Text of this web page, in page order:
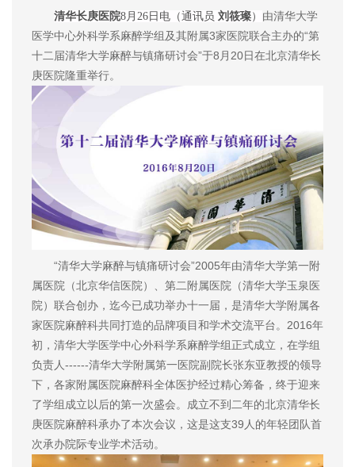
清华长庚医院8月26日电（通讯员 刘筱璨） 由清华大学
医学中心外科学系麻醉学组及其附属3家医院联合主办的“第
十二届清华大学麻醉与镇痛研讨会”于8月20日在北京清华长
庚医院隆重举行。
“清华大学麻醉与镇痛研讨会”2005年由清华大学第一附
属医院（北京华信医院）、第二附属医院（清华大学玉泉医
院）联合创办，迄今已成功举办十一届，是清华大学附属各
家医院麻醉科共同打造的品牌项目和学术交流平台。2016年
初，清华大学医学中心外科学系麻醉学组正式成立，在学组
负责人------清华大学附属第一医院副院长张东亚教授的领导
下，各家附属医院麻醉科全体医护经过精心筹备，终于迎来
了学组成立以后的第一次盛会。成立不到二年的北京清华长
庚医院麻醉科承办了本次会议，这是这支39人的年轻团队首
次承办院际专业学术活动。